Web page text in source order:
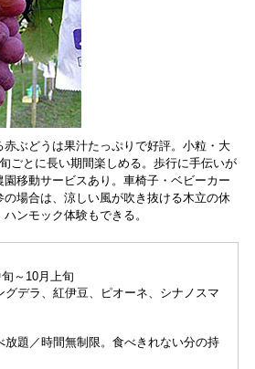
ぶどうは果汁たっぷりで好評。小粒・大
ごとに長い期間楽しめる。歩行に手伝いが
移動サービスあり。車椅子・ベビーカー
場合は、涼しい風が吹き抜ける木立の休
ンモック体験もできる。
～10月上旬
グデラ、紅伊豆、ピオーネ、シナノスマ
放題／時間無制限。食べきれない分の持